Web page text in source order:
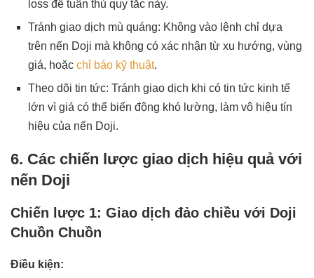
loss để tuân thủ quy tắc này.
Tránh giao dịch mù quáng: Không vào lệnh chỉ dựa
trên nến Doji mà không có xác nhận từ xu hướng, vùng
giá, hoặc chỉ báo kỹ thuật.
Theo dõi tin tức: Tránh giao dịch khi có tin tức kinh tế
lớn vì giá có thể biến động khó lường, làm vô hiệu tín
hiệu của nến Doji.
6. Các chiến lược giao dịch hiệu quả với
nến Doji
Chiến lược 1: Giao dịch đảo chiều với Doji
Chuồn Chuồn
Điều kiện: